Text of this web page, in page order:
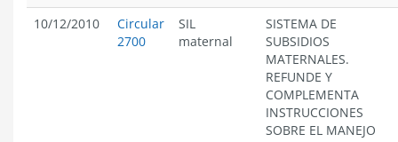
10/12/2010
Circular
2700
SIL
maternal
SISTEMA DE
SUBSIDIOS
MATERNALES.
REFUNDE Y
COMPLEMENTA
INSTRUCCIONES
SOBRE EL MANEJO